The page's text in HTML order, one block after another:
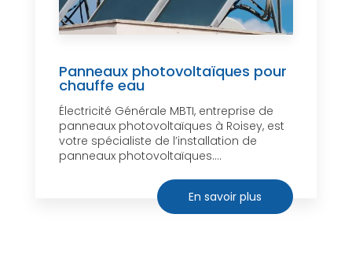
Panneaux photovoltaïques pour
chauffe eau
Électricité Générale MBTI, entreprise de
panneaux photovoltaïques à Roisey, est
votre spécialiste de l’installation de
panneaux photovoltaïques....
En savoir plus